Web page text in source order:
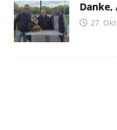
Danke,
27.